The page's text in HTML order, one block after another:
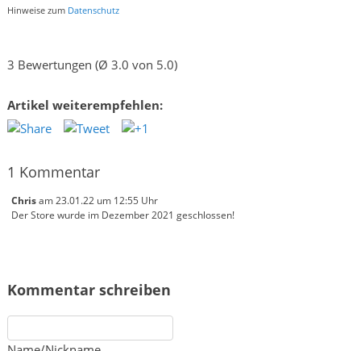
Hinweise zum Datenschutz
3 Bewertungen (Ø 3.0 von 5.0)
Artikel weiterempfehlen:
1 Kommentar
Chrisam 23.01.22 um 12:55 Uhr
Der Store wurde im Dezember 2021 geschlossen!
Kommentar schreiben